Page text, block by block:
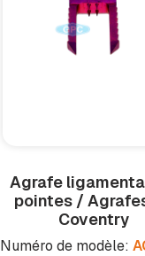
Agrafe
pointes /
Coventry
Numéro de modèle: